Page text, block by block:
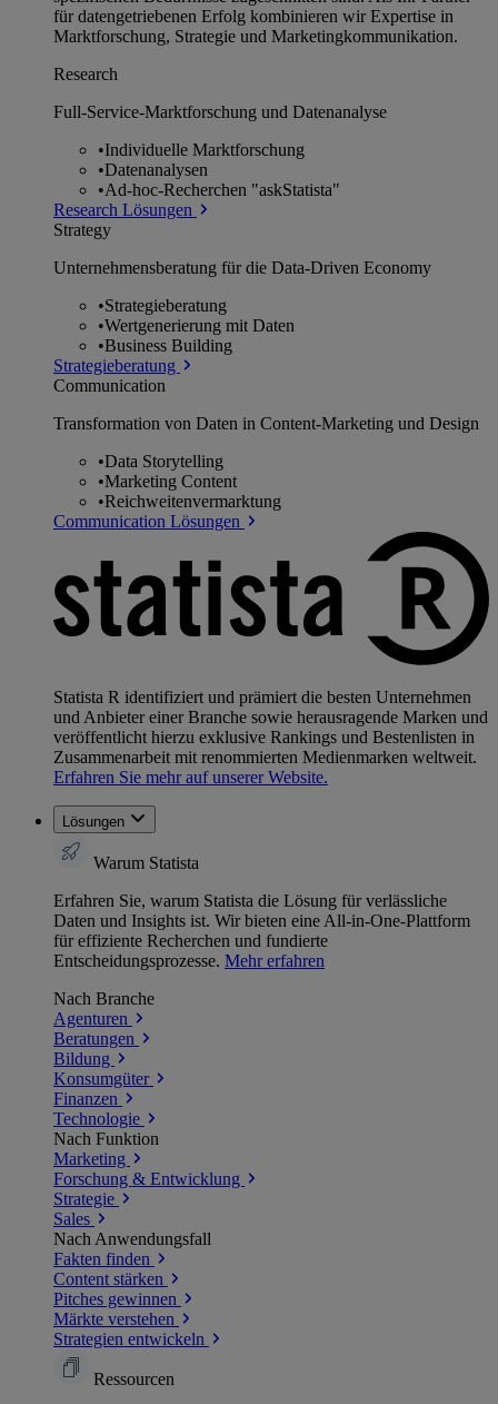
für datengetriebenen Erfolg kombinieren wir Expertise in
Marktforschung, Strategie und Marketingkommunikation.
Research
Full-Service-Marktforschung und Datenanalyse
•Individuelle Marktforschung
•Datenanalysen
•Ad-hoc-Recherchen "askStatista"
Research Lösungen
Strategy
Unternehmens­beratung für die Data-Driven Economy
•Strategieberatung
•Wertgenerierung mit Daten
•Business Building
Strategieberatung
Communication
Transformation von Daten in Content-Marketing und Design
•Data Storytelling
•Marketing Content
•Reichweitenvermarktung
Communication Lösungen
Statista R identifiziert und prämiert die besten Unternehmen
und Anbieter einer Branche sowie herausragende Marken und
veröffentlicht hierzu exklusive Rankings und Bestenlisten in
Zusammenarbeit mit renommierten Medienmarken weltweit.
Erfahren Sie mehr auf unserer Website.
Lösungen
Warum Statista
Erfahren Sie, warum Statista die Lösung für verlässliche
Daten und Insights ist. Wir bieten eine All-in-One-Plattform
für effiziente Recherchen und fundierte
Entscheidungsprozesse. Mehr erfahren
Nach Branche
Agenturen
Beratungen
Bildung
Konsumgüter
Finanzen
Technologie
Nach Funktion
Marketing
Forschung & Entwicklung
Strategie
Sales
Nach Anwendungsfall
Fakten finden
Content stärken
Pitches gewinnen
Märkte verstehen
Strategien entwickeln
Ressourcen